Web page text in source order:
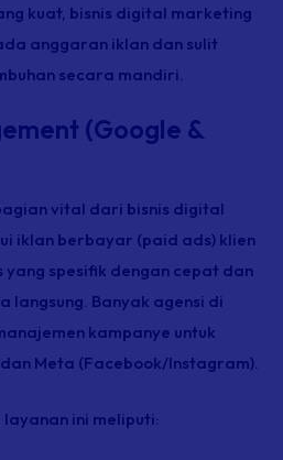
kuat, bisnis digital marketing
anggaran iklan dan sulit
secara mandiri.
(Google &
vital dari bisnis digital
iklan berbayar (paid ads) klien
yang spesifik dengan cepat dan
langsung. Banyak agensi di
kampanye untuk
Meta (Facebook/Instagram).
ini meliputi: